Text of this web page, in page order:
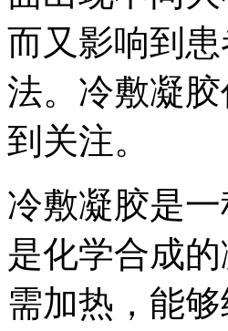
而又影响到
法。冷敷凝
到关注。
冷敷凝胶是
是化学合成
需加热，能